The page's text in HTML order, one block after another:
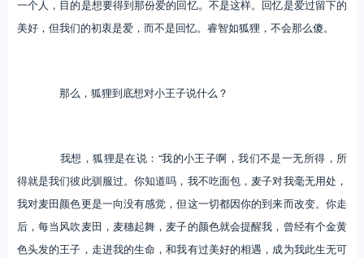
一个人，目的是想要得到那份爱的回忆。不是这样。回忆是爱过留下的
美好，但我们的初衷是爱，而不是回忆。睿智如狐狸，不会那么傻。
那么，狐狸到底想对小王子说什么？
我想，狐狸是在说：“我的小王子啊，我们不是一无所得，所
得就是我们彼此驯服过。你知道吗，我不吃面包，麦子对我毫无用处，
我对麦田颜色更是一向没有感觉，但这一切都因你的到来而改变。你走
后，每当风吹麦田，麦穗起舞，麦子的颜色就会提醒我，曾经有个金黄
色头发的王子，走进我的生命，和我有过美好的相遇，成为我此生无可